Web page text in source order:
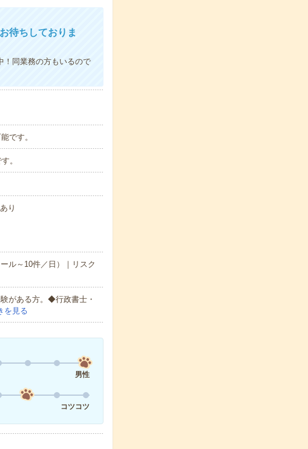
待ちしておりま
！同業務の方もいるので
です。
。
り
ル～10件／日）｜リスク
がある方。◆行政書士・
を見る
男性
コツコツ